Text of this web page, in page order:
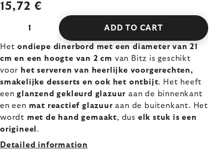
15,72 €
ADD TO CART
Hetondiepe dinerbord met een diameter van 21
cm en een hoogte van 2 cm van Bitz is geschikt
voor het serveren van heerlijke voorgerechten,
smakelijke desserts en ook het ontbijt. Het heeft
eenglanzend gekleurd glazuur aan de binnenkant
en een mat reactief glazuur aan de buitenkant. Het
wordt met de hand gemaakt, dus elk stuk is een
origineel .
Detailed information